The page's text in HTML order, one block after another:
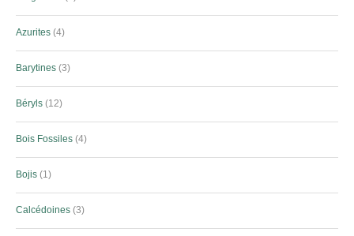
Azurites 4
Barytines 3
Béryls 12
Bois Fossiles 4
Bojis 1
Calcédoines 3